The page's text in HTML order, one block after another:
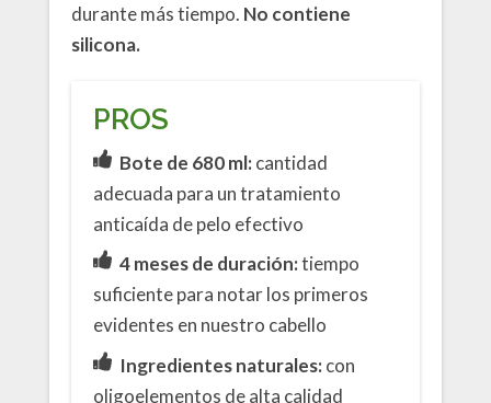
durante más tiempo. No contiene
silicona.
PROS
Bote de 680 ml:cantidad
adecuada para un tratamiento
anticaída de pelo efectivo
4 meses de duración:tiempo
suficiente para notar los primeros
evidentes en nuestro cabello
Ingredientes naturales:con
oligoelementos de alta calidad